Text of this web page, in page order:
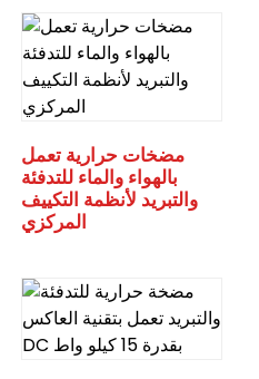
مضخات حرارية تعمل
بالهواء والماء للتدفئة
والتبريد لأنظمة التكييف
المركزي